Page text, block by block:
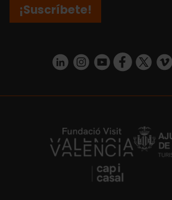
¡Suscríbete!
https://www.linkedin.com/company/turismo-valencia/mycompany/
https://https://https://https://
https://